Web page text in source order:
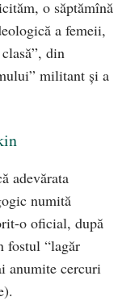
o săptămînă
a femeii,
din
militant şi a
adevărata
numită
o oficial, după
fostul “lagăr
anumite cercuri